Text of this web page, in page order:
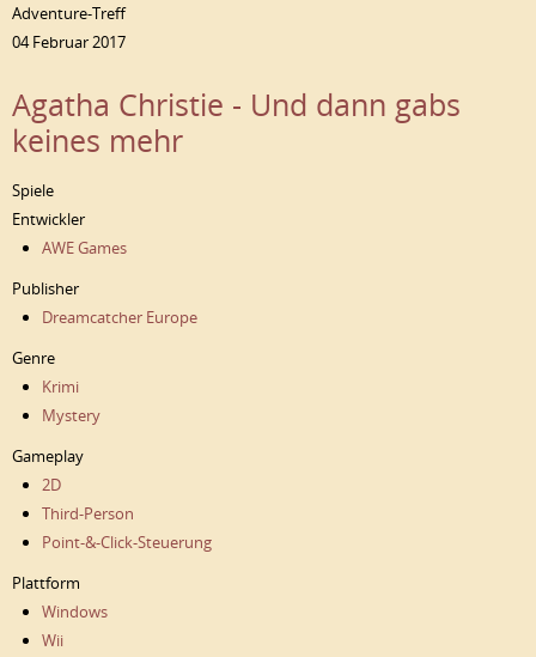
Adventure-Treff
04 Februar 2017
Agatha Christie - Und dann gabs
keines mehr
Spiele
Entwickler
AWE Games
Publisher
Dreamcatcher Europe
Genre
Krimi
Mystery
Gameplay
2D
Third-Person
Point-&-Click-Steuerung
Plattform
Windows
Wii